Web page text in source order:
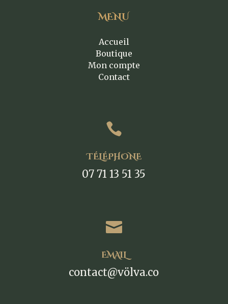
MENU
Accueil
Boutique
Mon compte
Contact

TÉLÉPHONE
07 71 13 51 35

EMAIL
contact@völva.co